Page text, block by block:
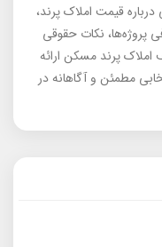
قیمت املاک پرند،
پروژه‌ها، نکات حقوقی
املاک پرند مسکن ارائه
مطمئن و آگاهانه در